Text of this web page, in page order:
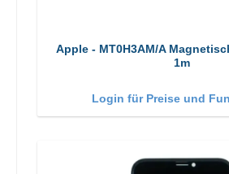
Apple - MT0H3AM/A
1m
Login für Preise und